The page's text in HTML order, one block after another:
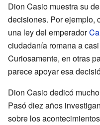
Dion Casio muestra su
decisiones. Por ejemplo,
una ley del emperador
ciudadanía romana a
Curiosamente, en otras
parece apoyar esa
Dion Casio dedicó
Pasó diez años
sobre los